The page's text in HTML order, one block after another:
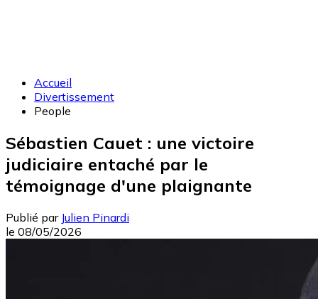
Accueil
Divertissement
People
Sébastien Cauet : une victoire
judiciaire entaché par le
témoignage d'une plaignante
Publié par Julien Pinardi
le 08/05/2026